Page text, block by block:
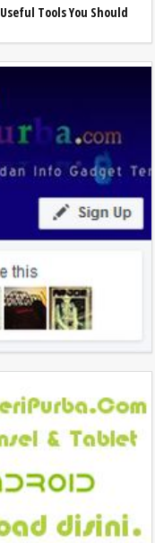
Tools You Should